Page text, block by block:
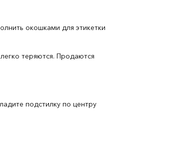
окошками для этикетки
теряются. Продаются
подстилку по центру